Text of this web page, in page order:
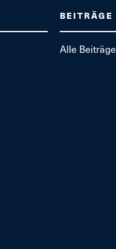
BEITRÄGE
Alle Beiträge